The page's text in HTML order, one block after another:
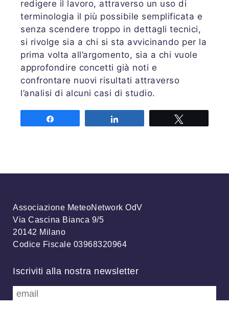
redigere il lavoro, attraverso un uso di
terminologia il più possibile semplificata e
senza scendere troppo in dettagli tecnici,
si rivolge sia a chi si sta avvicinando per la
prima volta all’argomento, sia a chi vuole
approfondire concetti già noti e
confrontare nuovi risultati attraverso
l’analisi di alcuni casi di studio.
Associazione MeteoNetwork OdV
Via Cascina Bianca 9/5
20142 Milano
Codice Fiscale 03968320964
Iscriviti alla nostra newsletter